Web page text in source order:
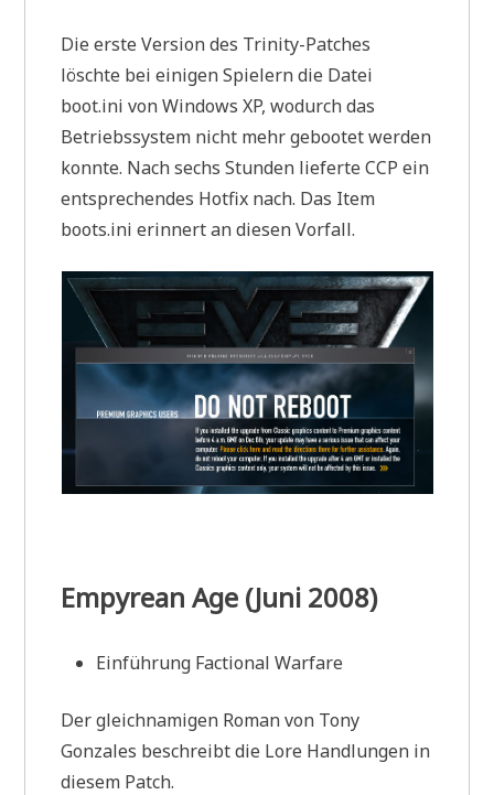
Die erste Version des Trinity-Patches
löschte bei einigen Spielern die Datei
boot.ini von Windows XP, wodurch das
Betriebssystem nicht mehr gebootet werden
konnte. Nach sechs Stunden lieferte CCP ein
entsprechendes Hotfix nach. Das Item
boots.ini erinnert an diesen Vorfall.
Empyrean Age (Juni 2008)
Einführung Factional Warfare
Der gleichnamigen Roman von Tony
Gonzales beschreibt die Lore Handlungen in
diesem Patch.